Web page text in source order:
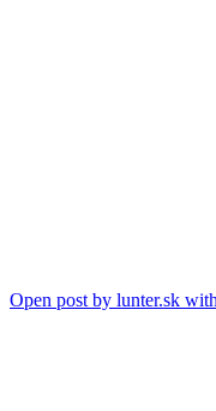
Open post by lunter.sk